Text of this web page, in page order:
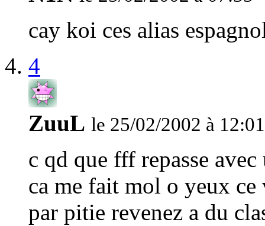
cay koi ces alias
4
ZuuL le 25/02/2002 à 12:01
c qd que fff repasse
ca me fait mol o yeux
par pitie revenez a du